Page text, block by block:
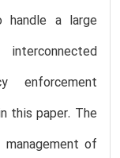
a large
this paper. The
of